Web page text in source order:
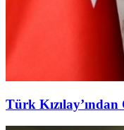
Türk